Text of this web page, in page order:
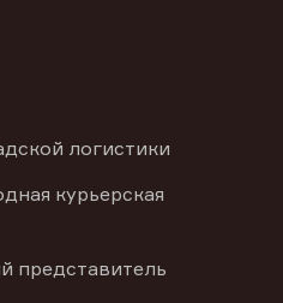
логистики
курьерская
представитель